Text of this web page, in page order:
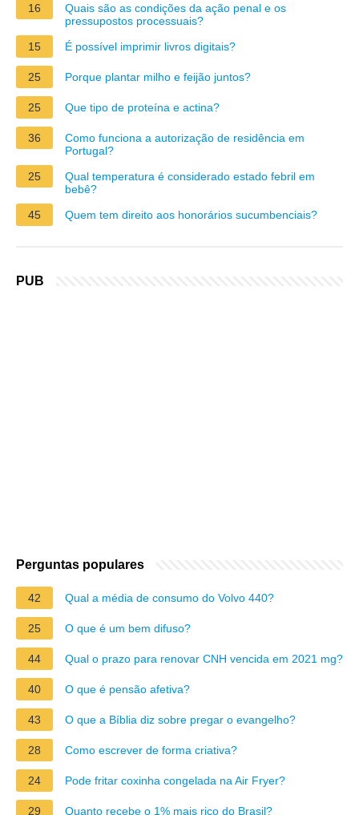
16
Quais são as condições da ação penal e os
pressupostos processuais?
15
É possível imprimir livros digitais?
25 Porque plantar milho e feijão juntos?
25 Que tipo de proteína e actina?
36
Como funciona a autorização de residência em
Portugal?
25
Qual temperatura é considerado estado febril em
bebê?
45
Quem tem direito aos honorários sucumbenciais?
PUB
Perguntas populares
42 Qual a média de consumo do Volvo 440?
25 O que é um bem difuso?
44 Qual o prazo para renovar CNH vencida em 2021 mg?
40 O que é pensão afetiva?
43 O que a Bíblia diz sobre pregar o evangelho?
28 Como escrever de forma criativa?
24 Pode fritar coxinha congelada na Air Fryer?
29 Quanto recebe o 1% mais rico do Brasil?